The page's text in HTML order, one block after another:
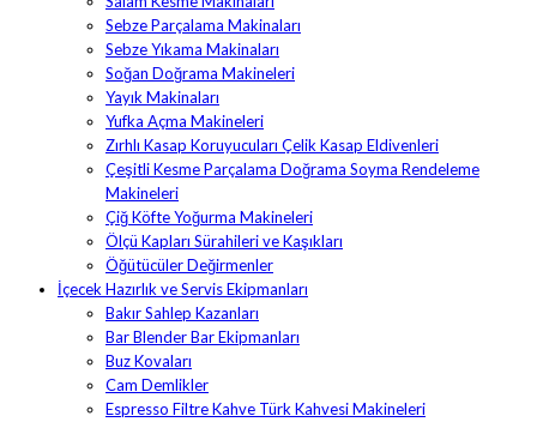
Sebze Parçalama Makinaları
Sebze Yıkama Makinaları
Soğan Doğrama Makineleri
Yayık Makinaları
Yufka Açma Makineleri
Zırhlı Kasap Koruyucuları Çelik Kasap Eldivenleri
Çeşitli Kesme Parçalama Doğrama Soyma Rendeleme
Makineleri
Çiğ Köfte Yoğurma Makineleri
Ölçü Kapları Sürahileri ve Kaşıkları
Öğütücüler Değirmenler
İçecek Hazırlık ve Servis Ekipmanları
Bakır Sahlep Kazanları
Bar Blender Bar Ekipmanları
Buz Kovaları
Cam Demlikler
Espresso Filtre Kahve Türk Kahvesi Makineleri